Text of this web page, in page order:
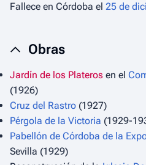
Fallece en Córdoba el 25 de
Obras
Jardín de los Plateros en el
(1926)
Cruz del Rastro (1927)
Pérgola de la Victoria (1929-
Pabellón de Córdoba de la
Sevilla (1929)